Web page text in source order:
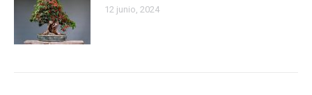
12 junio, 2024